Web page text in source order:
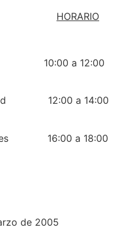
HORARIO
10:00 a 12:00
12:00 a 14:00
16:00 a 18:00
de 2005